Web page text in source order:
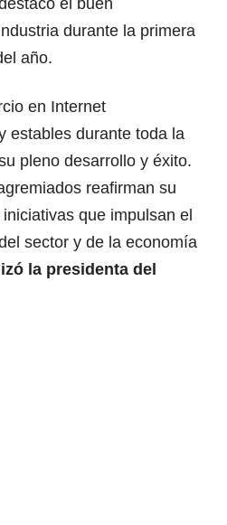
durante la primera
año.
en Internet
estables durante toda la
pleno desarrollo y éxito.
reafirman su
que impulsan el
sector y de la economía
la presidenta del